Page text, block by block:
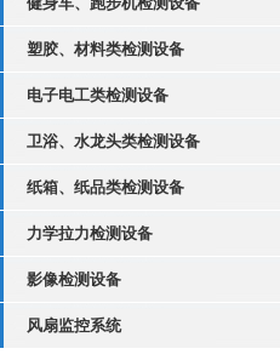
塑胶、材料类检测设备
电子电工类检测设备
卫浴、水龙头类检测设备
纸箱、纸品类检测设备
力学拉力检测设备
影像检测设备
风扇监控系统